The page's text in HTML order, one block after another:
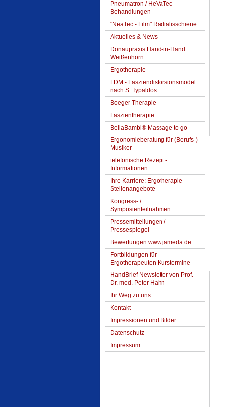
Pneumatron / HeVaTec -
Behandlungen
"NeaTec - Film" Radialisschiene
Aktuelles & News
Donaupraxis Hand-in-Hand
Weißenhorn
Ergotherapie
FDM - Fasziendistorsionsmodel
nach S. Typaldos
Boeger Therapie
Faszientherapie
BellaBambi® Massage to go
Ergonomieberatung für (Berufs-)
Musiker
telefonische Rezept -
Informationen
Ihre Karriere: Ergotherapie -
Stellenangebote
Kongress- /
Symposienteilnahmen
Pressemitteilungen /
Pressespiegel
Bewertungen www.jameda.de
Fortbildungen für
Ergotherapeuten Kurstermine
HandBrief Newsletter von Prof.
Dr. med. Peter Hahn
Ihr Weg zu uns
Kontakt
Impressionen und Bilder
Datenschutz
Impressum